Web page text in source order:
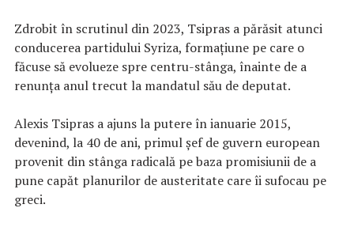
Zdrobit în scrutinul din 2023, Tsipras a părăsit atunci
conducerea partidului Syriza, formaţiune pe care o
făcuse să evolueze spre centru-stânga, înainte de a
renunţa anul trecut la mandatul său de deputat.
Alexis Tsipras a ajuns la putere în ianuarie 2015,
devenind, la 40 de ani, primul şef de guvern european
provenit din stânga radicală pe baza promisiunii de a
pune capăt planurilor de austeritate care îi sufocau pe
greci.